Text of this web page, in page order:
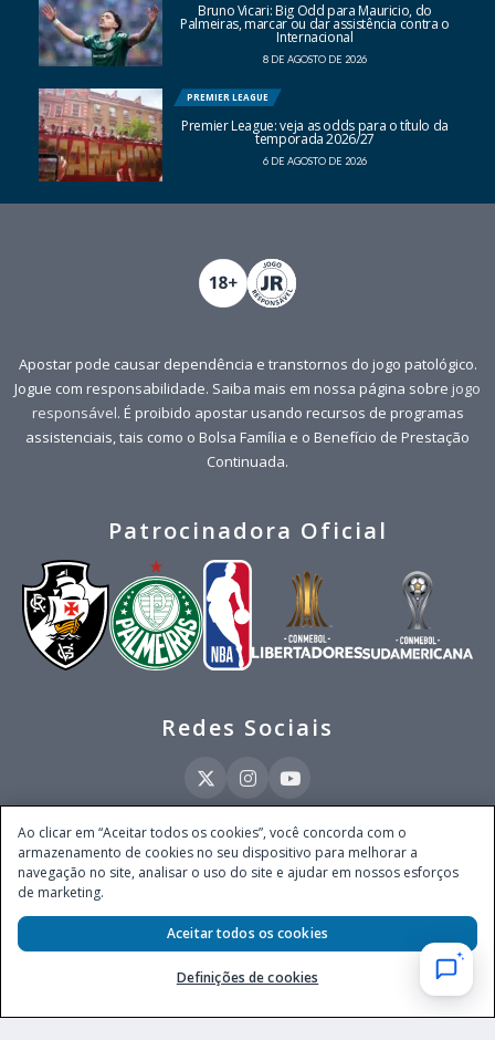
Bruno Vicari: Big Odd para Mauricio, do
Palmeiras, marcar ou dar assistência contra o
Internacional
8 DE AGOSTO DE 2026
PREMIER LEAGUE
Premier League: veja as odds para o título da
temporada 2026/27
6 DE AGOSTO DE 2026
Apostar pode causar dependência e transtornos do jogo patológico.
Jogue com responsabilidade. Saiba mais em nossa página sobre jogo
responsável. É proibido apostar usando recursos de programas
assistenciais, tais como o Bolsa Família e o Benefício de Prestação
Continuada.
Patrocinadora Oficial
Redes Sociais
Este site é operado pela Ventmear Brasil LTDA (CNPJ 52.868.380/0001-84), com
endereço na Avenida Brigadeiro Faria Lima, nº 4.055, 3º andar, Itaim Bibi, no
Município de São Paulo, Estado de São Paulo, CEP 04538-133, Brasil - empresa
autorizada a operar apostas de quota fixa em todo território nacional pela
Secretaria de Prêmios e Apostas do Ministério da Fazenda, conforme Portaria nº
247, de 07.02.2025, publicada no DOU em 11.2.2025.
Ao clicar em “Aceitar todos os cookies”, você concorda com o
armazenamento de cookies no seu dispositivo para melhorar a
navegação no site, analisar o uso do site e ajudar em nossos esforços
de marketing.
Definições de cookies
Aceitar todos os cookies